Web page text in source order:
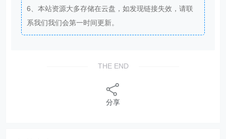
6、本站资源大多存储在云盘，如发现链接失效，请联
系我们我们会第一时间更新。
THE END
分享